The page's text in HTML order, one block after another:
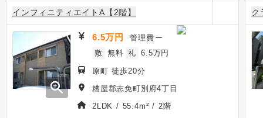
インフィニティエイトA【2階】
zoom_in
6.5万円 管理費 ー
敷 無料 礼 6.5万円
原町 徒歩20分
糟屋郡志免町別府4丁目
2LDK / 55.4m² / 2階
ク